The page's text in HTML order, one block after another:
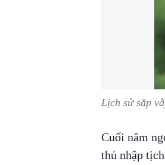
Lịch sử sắp
Cuối năm
thủ nhập